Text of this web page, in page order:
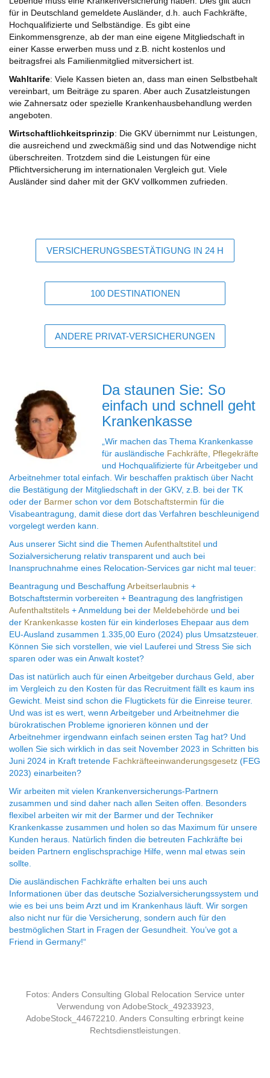
für in Deutschland gemeldete Ausländer, d.h. auch Fachkräfte,
Hochqualifizierte und Selbständige. Es gibt eine
Einkommensgrenze, ab der man eine eigene Mitgliedschaft in
einer Kasse erwerben muss und z.B. nicht kostenlos und
beitragsfrei als Familienmitglied mitversichert ist.
Wahltarife: Viele Kassen bieten an, dass man einen Selbstbehalt
vereinbart, um Beiträge zu sparen. Aber auch Zusatzleistungen
wie Zahnersatz oder spezielle Krankenhausbehandlung werden
angeboten.
Wirtschaftlichkeitsprinzip: Die GKV übernimmt nur Leistungen,
die ausreichend und zweckmäßig sind und das Notwendige nicht
überschreiten. Trotzdem sind die Leistungen für eine
Pflichtversicherung im internationalen Vergleich gut. Viele
Ausländer sind daher mit der GKV vollkommen zufrieden.
VERSICHERUNGSBESTÄTIGUNG IN 24 H
100 DESTINATIONEN
ANDERE PRIVAT-VERSICHERUNGEN
Da staunen Sie: So
einfach und schnell geht
Krankenkasse
„Wir machen das Thema Krankenkasse
für ausländische Fachkräfte
Pflegekräfte
und Hochqualifizierte für Arbeitgeber und
Arbeitnehmer total einfach. Wir beschaffen praktisch über Nacht
die Bestätigung der Mitgliedschaft in der GKV, z.B. bei der TK
oder der Barmer schon vor dem Botschaftstermin für die
Visabeantragung, damit diese dort das Verfahren beschleunigend
vorgelegt werden kann.
Aus unserer Sicht sind die Themen Aufenthaltstitel und
Sozialversicherung relativ transparent und auch bei
Inanspruchnahme eines Relocation-Services gar nicht mal teuer:
Beantragung und Beschaffung Arbeitserlaubnis +
Botschaftstermin vorbereiten + Beantragung des langfristigen
Aufenthaltstitels + Anmeldung bei der Meldebehörde und bei
der Krankenkasse kosten für ein kinderloses Ehepaar aus dem
EU-Ausland zusammen 1.335,00 Euro (2024) plus Umsatzsteuer.
Können Sie sich vorstellen, wie viel Lauferei und Stress Sie sich
sparen oder was ein Anwalt kostet?
Das ist natürlich auch für einen Arbeitgeber durchaus Geld, aber
im Vergleich zu den Kosten für das Recruitment fällt es kaum ins
Gewicht. Meist sind schon die Flugtickets für die Einreise teurer.
Und was ist es wert, wenn Arbeitgeber und Arbeitnehmer die
bürokratischen Probleme ignorieren können und der
Arbeitnehmer irgendwann einfach seinen ersten Tag hat? Und
wollen Sie sich wirklich in das seit November 2023 in Schritten bis
Juni 2024 in Kraft tretende Fachkräfteeinwanderungsgesetz (FEG
2023) einarbeiten?
Wir arbeiten mit vielen Krankenversicherungs-Partnern
zusammen und sind daher nach allen Seiten offen. Besonders
flexibel arbeiten wir mit der Barmer und der Techniker
Krankenkasse zusammen und holen so das Maximum für unsere
Kunden heraus. Natürlich finden die betreuten Fachkräfte bei
beiden Partnern englischsprachige Hilfe, wenn mal etwas sein
sollte.
Die ausländischen Fachkräfte erhalten bei uns auch
Informationen über das deutsche Sozialversicherungssystem und
wie es bei uns beim Arzt und im Krankenhaus läuft. Wir sorgen
also nicht nur für die Versicherung, sondern auch für den
bestmöglichen Start in Fragen der Gesundheit. You’ve got a
Friend in Germany!“
Fotos: Anders Consulting Global Relocation Service unter
Verwendung von AdobeStock_49233923,
AdobeStock_44672210. Anders Consulting erbringt keine
Rechtsdienstleistungen.